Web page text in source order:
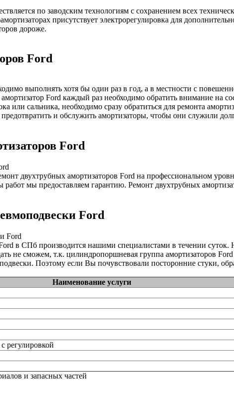
по заводским технологиям с сохранением всех
присутствует электрорегулировка для
дороже.
Ford
выполнять хотя бы один раз в год, а в местности с
Ford каждый раз необходимо обратить внимание на
или сальника, необходимо сразу обратиться для ремонта
и обслужить амортизаторы, чтобы они служили
Ford
двухтрубных амортизаторов Ford на профессиональном
мы предоставляем гарантию. Ремонт двухтрубных
Ford
в СПб производится нашими специалистами в течении
не сможем, т.к. цилиндропоршневая группа амортизаторов
Поэтому если Вы почувствовали посторонние стуки,
Наименование услуги
регулировкой
и запасных частей